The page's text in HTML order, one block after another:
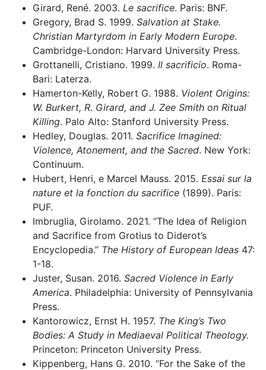
Girard, René. 2003. Le sacrifice. Paris: BNF.
Gregory, Brad S. 1999. Salvation at Stake.
Christian Martyrdom in Early Modern Europe.
Cambridge-London: Harvard University Press.
Grottanelli, Cristiano. 1999. Il sacrificio. Roma-
Bari: Laterza.
Hamerton-Kelly, Robert G. 1988. Violent Origins:
W. Burkert, R. Girard, and J. Zee Smith on Ritual
Killing. Palo Alto: Stanford University Press.
Hedley, Douglas. 2011. Sacrifice Imagined:
Violence, Atonement, and the Sacred. New York:
Continuum.
Hubert, Henri, e Marcel Mauss. 2015. Essai sur la
nature et la fonction du sacrifice (1899). Paris:
PUF.
Imbruglia, Girolamo. 2021. “The Idea of Religion
and Sacrifice from Grotius to Diderot’s
Encyclopedia.” The History of European Ideas 47:
1-18.
Juster, Susan. 2016. Sacred Violence in Early
America. Philadelphia: University of Pennsylvania
Press.
Kantorowicz, Ernst H. 1957. The King’s Two
Bodies: A Study in Mediaeval Political Theology.
Princeton: Princeton University Press.
Kippenberg, Hans G. 2010. “For the Sake of the